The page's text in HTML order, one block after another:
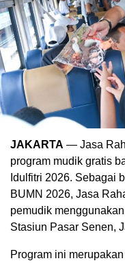
JAKARTA — Jasa
program mudik gratis
Idulfitri 2026. Sebagai
BUMN 2026, Jasa
pemudik
Stasiun Pasar Senen,
Program ini